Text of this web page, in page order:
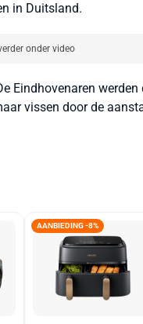
in Duitsland.
onder video
Eindhovenaren
vissen door de
AANBIEDING -8%